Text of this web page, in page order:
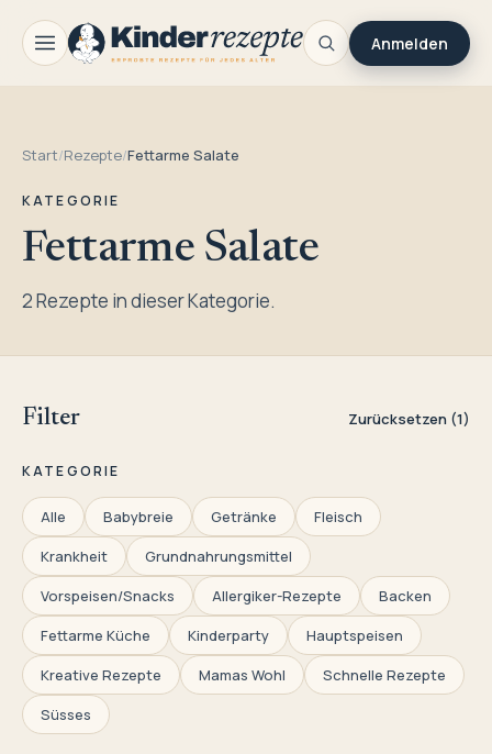
Anmelden
Start/Rezepte/Fettarme Salate
KATEGORIE
Fettarme Salate
2 Rezepte in dieser Kategorie.
Filter Zurücksetzen (1)
KATEGORIE
Alle Babybreie Getränke
Fleisch
Krankheit
Grundnahrungsmittel
Vorspeisen/Snacks
Allergiker-Rezepte
Backen
Fettarme Küche
Kinderparty
Hauptspeisen
Kreative Rezepte
Mamas Wohl
Schnelle Rezepte
Süsses